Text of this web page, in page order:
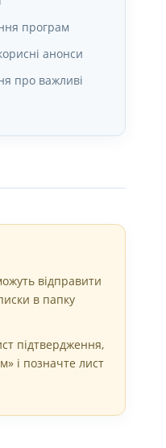
ПК”Облік Ресурсів”
Запис На
Тренінг Підчас
Справжня
Автоматизація
програм
анонси
про важливі
відправити
в папку
підтвердження,
і позначте лист